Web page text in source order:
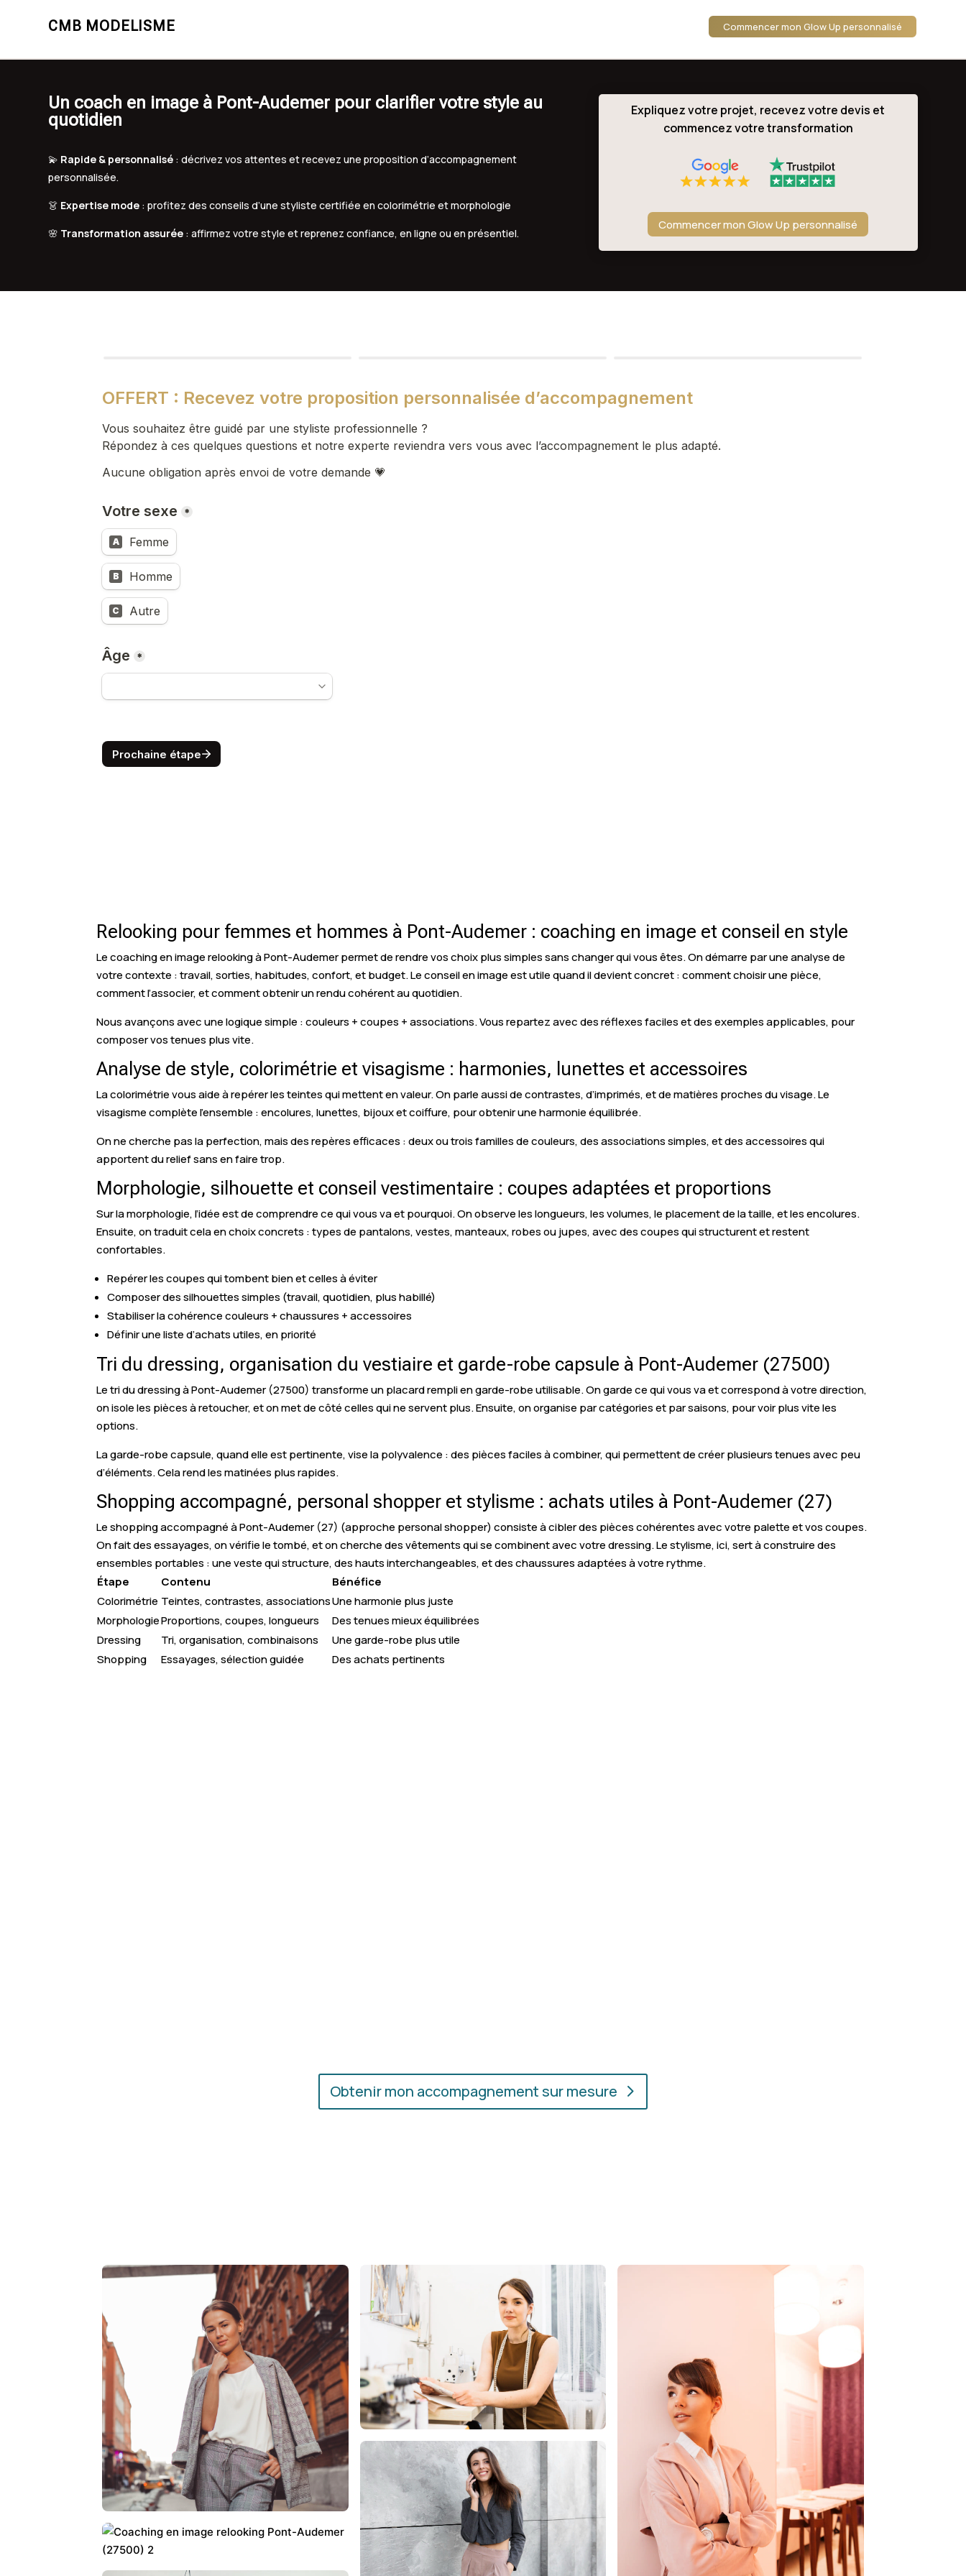
CMB MODELISME Commencer mon Glow Up personnalisé
Un coach en image à Pont-Audemer pour clarifier votre style au
quotidien
💫 Rapide & personnalisé : décrivez vos attentes et recevez une proposition d’accompagnement
personnalisée.
👗 Expertise mode : profitez des conseils d’une styliste certifiée en colorimétrie et morphologie
🌸 Transformation assurée : affirmez votre style et reprenez confiance, en ligne ou en présentiel.
Expliquez votre projet, recevez votre devis et
commencez votre transformation
Commencer mon Glow Up personnalisé
Relooking pour femmes et hommes à Pont-Audemer : coaching en image et conseil en style
Le coaching en image relooking à Pont-Audemer permet de rendre vos choix plus simples sans changer qui vous êtes. On démarre par une analyse de
votre contexte : travail, sorties, habitudes, confort, et budget. Le conseil en image est utile quand il devient concret : comment choisir une pièce,
comment l’associer, et comment obtenir un rendu cohérent au quotidien.
Nous avançons avec une logique simple : couleurs + coupes + associations. Vous repartez avec des réflexes faciles et des exemples applicables, pour
composer vos tenues plus vite.
Analyse de style, colorimétrie et visagisme : harmonies, lunettes et accessoires
La colorimétrie vous aide à repérer les teintes qui mettent en valeur. On parle aussi de contrastes, d’imprimés, et de matières proches du visage. Le
visagisme complète l’ensemble : encolures, lunettes, bijoux et coiffure, pour obtenir une harmonie équilibrée.
On ne cherche pas la perfection, mais des repères efficaces : deux ou trois familles de couleurs, des associations simples, et des accessoires qui
apportent du relief sans en faire trop.
Morphologie, silhouette et conseil vestimentaire : coupes adaptées et proportions
Sur la morphologie, l’idée est de comprendre ce qui vous va et pourquoi. On observe les longueurs, les volumes, le placement de la taille, et les encolures.
Ensuite, on traduit cela en choix concrets : types de pantalons, vestes, manteaux, robes ou jupes, avec des coupes qui structurent et restent
confortables.
Repérer les coupes qui tombent bien et celles à éviter
Composer des silhouettes simples (travail, quotidien, plus habillé)
Stabiliser la cohérence couleurs + chaussures + accessoires
Définir une liste d’achats utiles, en priorité
Tri du dressing, organisation du vestiaire et garde-robe capsule à Pont-Audemer (27500)
Le tri du dressing à Pont-Audemer (27500) transforme un placard rempli en garde-robe utilisable. On garde ce qui vous va et correspond à votre direction,
on isole les pièces à retoucher, et on met de côté celles qui ne servent plus. Ensuite, on organise par catégories et par saisons, pour voir plus vite les
options.
La garde-robe capsule, quand elle est pertinente, vise la polyvalence : des pièces faciles à combiner, qui permettent de créer plusieurs tenues avec peu
d’éléments. Cela rend les matinées plus rapides.
Shopping accompagné, personal shopper et stylisme : achats utiles à Pont-Audemer (27)
Le shopping accompagné à Pont-Audemer (27) (approche personal shopper) consiste à cibler des pièces cohérentes avec votre palette et vos coupes.
On fait des essayages, on vérifie le tombé, et on cherche des vêtements qui se combinent avec votre dressing. Le stylisme, ici, sert à construire des
ensembles portables : une veste qui structure, des hauts interchangeables, et des chaussures adaptées à votre rythme.
Étape
Contenu
Bénéfice
Colorimétrie Teintes, contrastes, associationsUne harmonie plus juste
MorphologieProportions, coupes, longueurs
Des tenues mieux équilibrées
Dressing
Tri, organisation, combinaisons
Une garde-robe plus utile
Shopping
Essayages, sélection guidée Des achats pertinents
Obtenir mon accompagnement sur mesure